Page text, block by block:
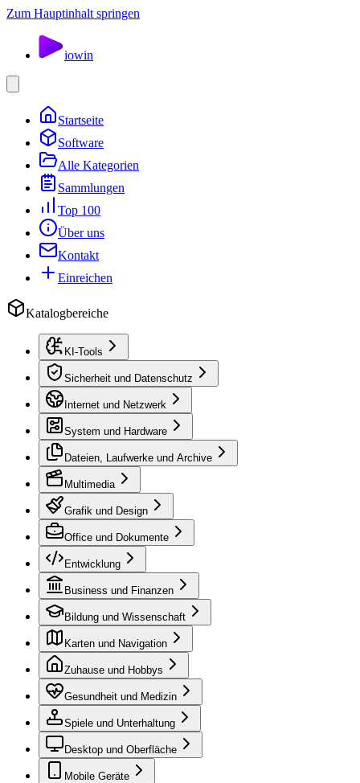
Zum Hauptinhalt springen
iowin
Startseite
Software
Alle Kategorien
Sammlungen
Top 100
Über uns
Kontakt
Einreichen
Katalogbereiche
KI-Tools
Sicherheit und Datenschutz
Internet und Netzwerk
System und Hardware
Dateien, Laufwerke und Archive
Multimedia
Grafik und Design
Office und Dokumente
Entwicklung
Business und Finanzen
Bildung und Wissenschaft
Karten und Navigation
Zuhause und Hobbys
Gesundheit und Medizin
Spiele und Unterhaltung
Desktop und Oberfläche
Mobile Geräte